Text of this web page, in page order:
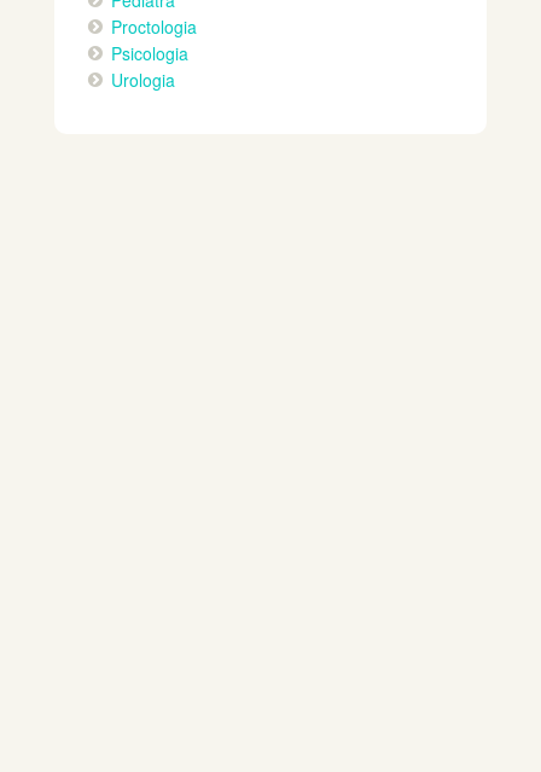
Proctologia
Psicologia
Urologia